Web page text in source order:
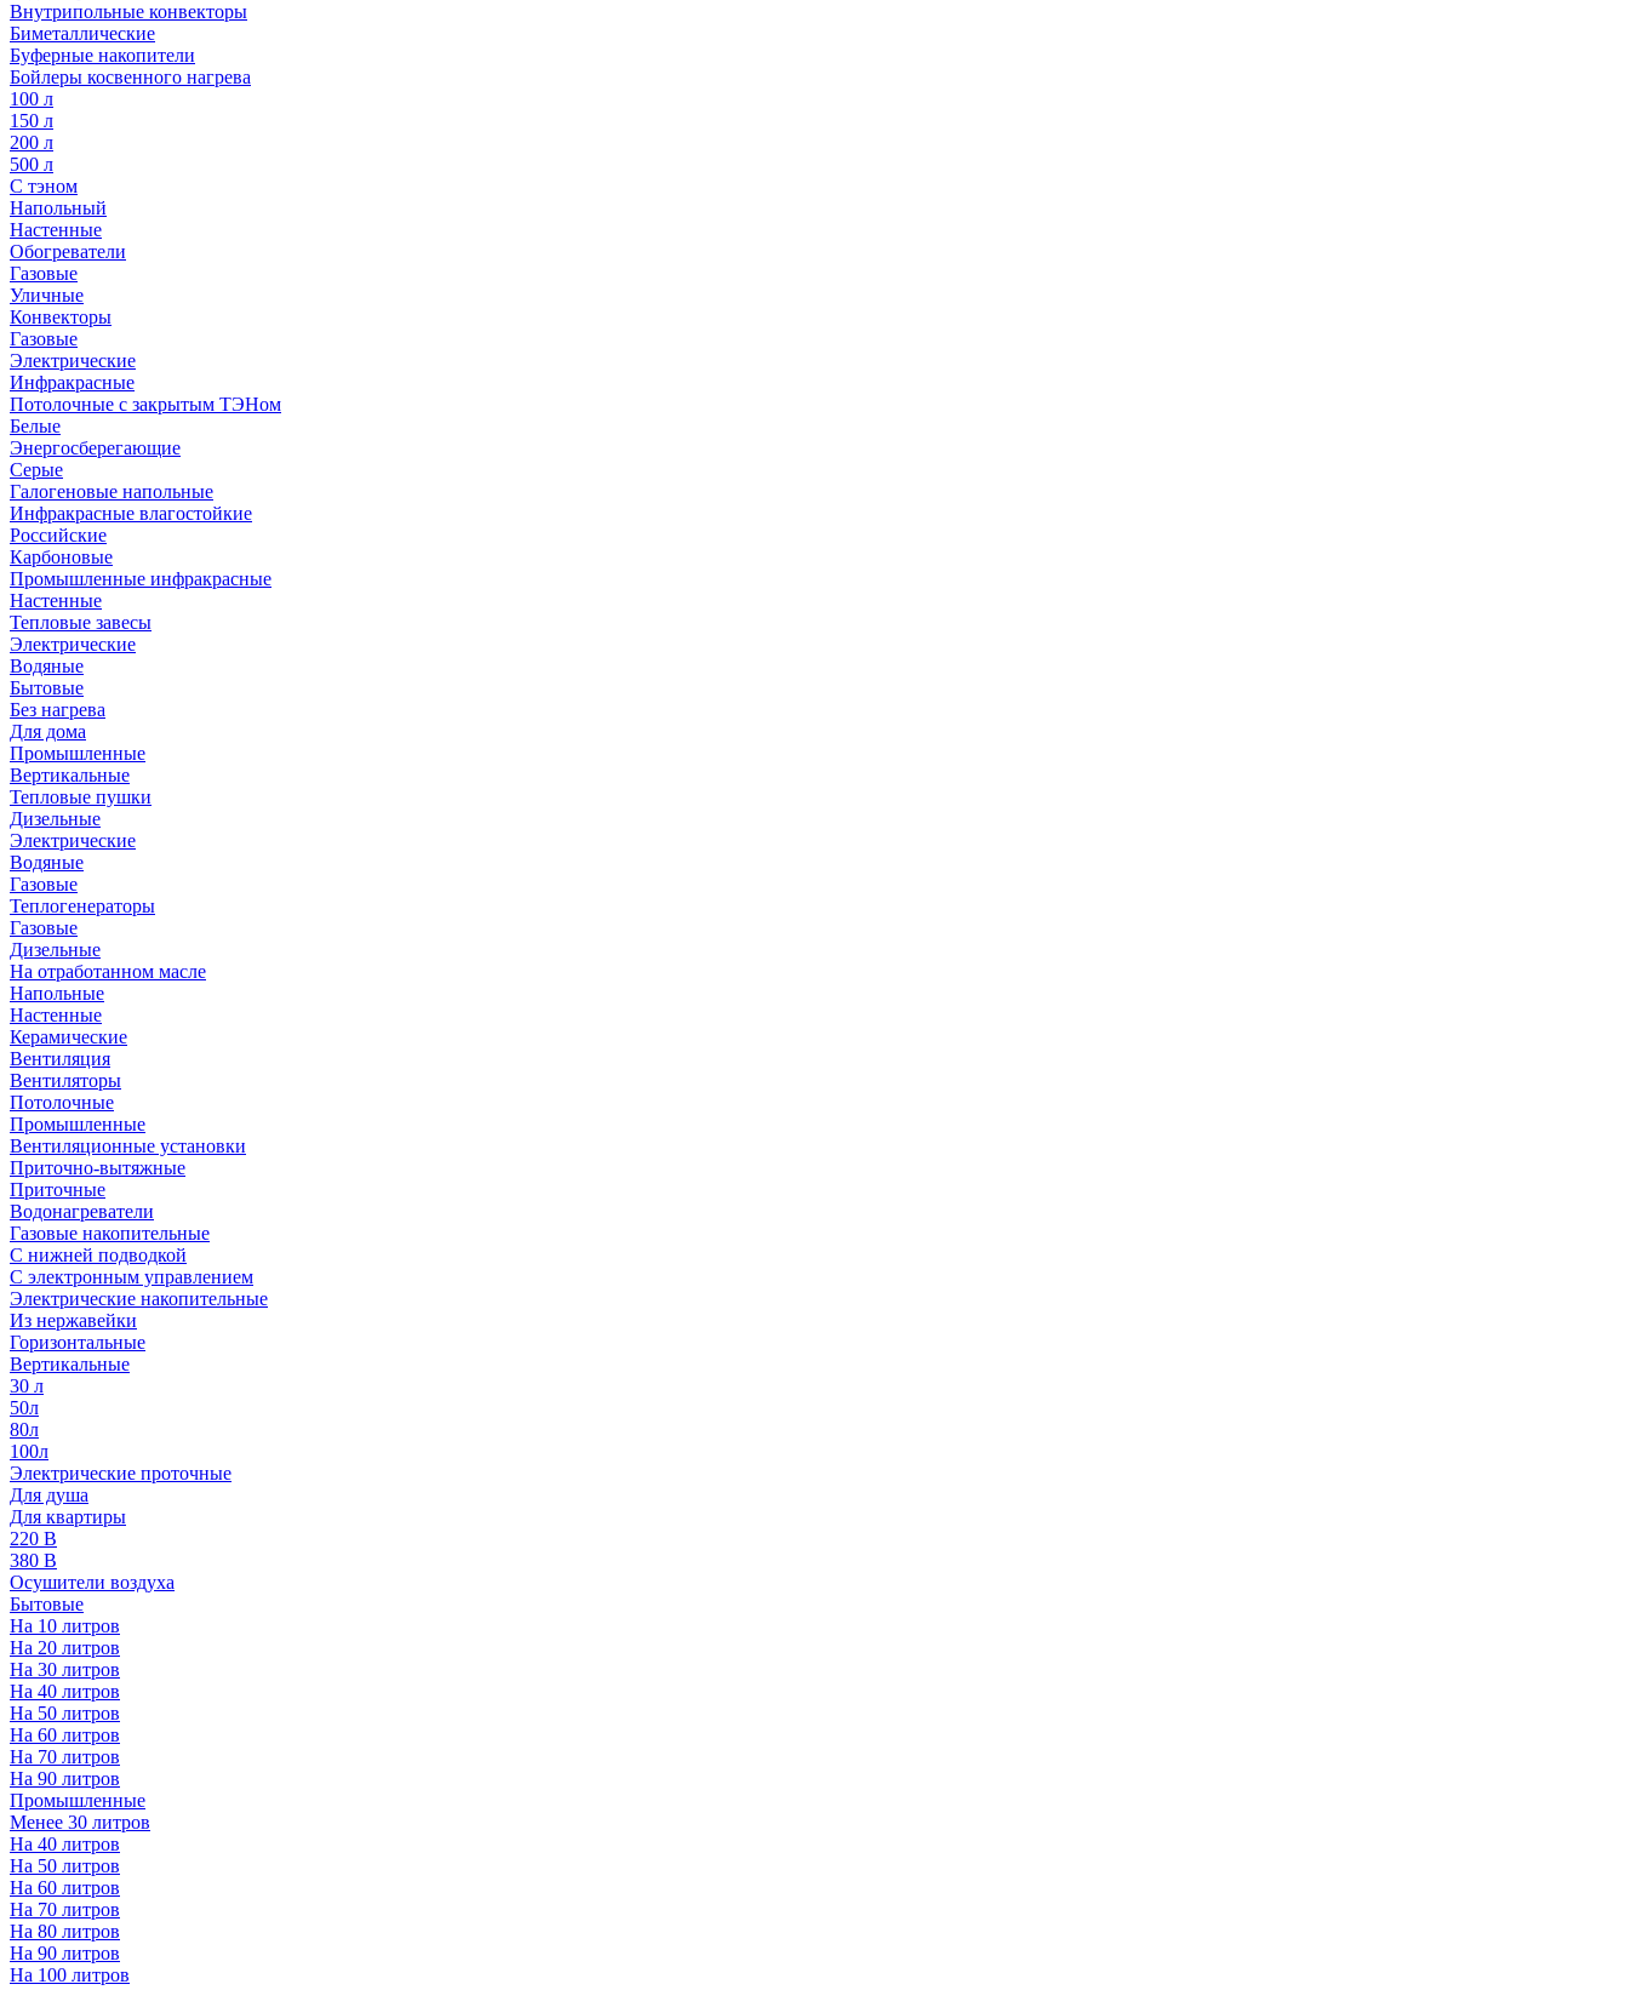
Внутрипольные конвекторы
Биметаллические
Буферные накопители
Бойлеры косвенного нагрева
100 л
150 л
200 л
500 л
С тэном
Напольный
Настенные
Обогреватели
Газовые
Уличные
Конвекторы
Газовые
Электрические
Инфракрасные
Потолочные с закрытым ТЭНом
Белые
Энергосберегающие
Серые
Галогеновые напольные
Инфракрасные влагостойкие
Российские
Карбоновые
Промышленные инфракрасные
Настенные
Тепловые завесы
Электрические
Водяные
Бытовые
Без нагрева
Для дома
Промышленные
Вертикальные
Тепловые пушки
Дизельные
Электрические
Водяные
Газовые
Теплогенераторы
Газовые
Дизельные
На отработанном масле
Напольные
Настенные
Керамические
Вентиляция
Вентиляторы
Потолочные
Промышленные
Вентиляционные установки
Приточно-вытяжные
Приточные
Водонагреватели
Газовые накопительные
С нижней подводкой
С электронным управлением
Электрические накопительные
Из нержавейки
Горизонтальные
Вертикальные
30 л
50л
80л
100л
Электрические проточные
Для душа
Для квартиры
220 В
380 В
Осушители воздуха
Бытовые
На 10 литров
На 20 литров
На 30 литров
На 40 литров
На 50 литров
На 60 литров
На 70 литров
На 90 литров
Промышленные
Менее 30 литров
На 40 литров
На 50 литров
На 60 литров
На 70 литров
На 80 литров
На 90 литров
На 100 литров